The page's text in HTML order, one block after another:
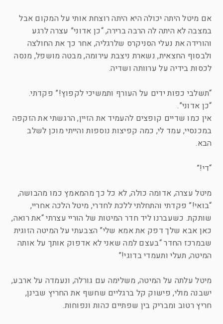
אם מיטל היתה יכולה היא היתה רוצחת אותי על המקום אבל
במצבה לא היתה לה הרבה ברירה, “כן אדוני” עצרה לרגע
והורידה את נעלי הסניקרס שלרגליה, אחר כך את החולצה
ולבסוף החצאית, נשארת ניצבת עירומה, מבטה מושפל, מנסה
לכסות בידיה על ערוותה ושדיה.
“תשלבי כפות ידים על העורף ותמשיכי לקפוץ!” פקדתי.
“כן אדוני”.
אין כמו שדיים קופצים להעמיד את הזיין, הרגשתי את הזקפה
במכנסיי, עמד לי, כמה קפיצות נוספות והייתי מוכן לשלב
הבא.
“די!”
מיטל עצרה, אדומה כולה, לא כל כך מהמאמץ כמו מהבושה,
“בואי!” פקדתי והתחלתי ללכת לחדרי, מיטל הלכה אחריי,
שותקת. כשעברנו ליד חדר המיטות של הוריי עצרתי “את רואה,
כאן אבא שלך דפק את אמא שלי” הצבעתי על המיטה הזוגית
שבמרכז החדר “בעצם למה שאני לא אדפוק אותך על אותה
המיטה, תעלי ותעמדי בדוגי!”
מיטל עלתה על המיטה, משלימה עם גורלה, ונעמדה על ארבע,
ישבנה מולי, פישוק קל ברגליים שחשף את החריץ שבינן,
חריץ רטוב ומבריק בין שפתיים כהות ונפוחות.